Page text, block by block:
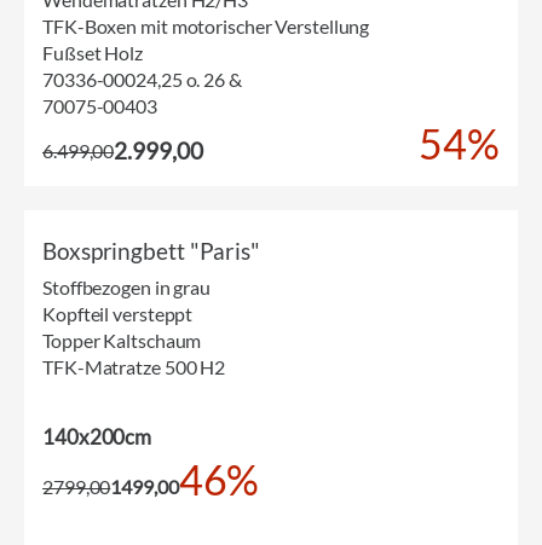
TFK-Boxen mit motorischer Verstellung
Fußset Holz
70336-00024,25 o. 26 &
70075-00403
6.499,002.999,00 54%
Boxspringbett "Paris"
Stoffbezogen in grau
Kopfteil versteppt
Topper Kaltschaum
TFK-Matratze 500 H2
140x200cm
2799,001499,0046%